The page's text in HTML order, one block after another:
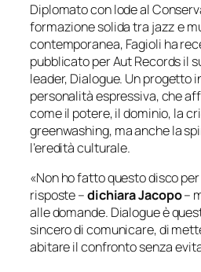
Diplomato con lode al
formazione solida tra jazz e
contemporanea, Fagioli ha
pubblicato per Aut Records il
leader, Dialogue. Un progetto
personalità espressiva, che
come il potere, il dominio, la
greenwashing, ma anche la
l’eredità culturale.
«Non ho fatto questo disco
risposte –dichiara Jacopo–
alle domande. Dialogueè
sincero di comunicare, di
abitare il confronto senza